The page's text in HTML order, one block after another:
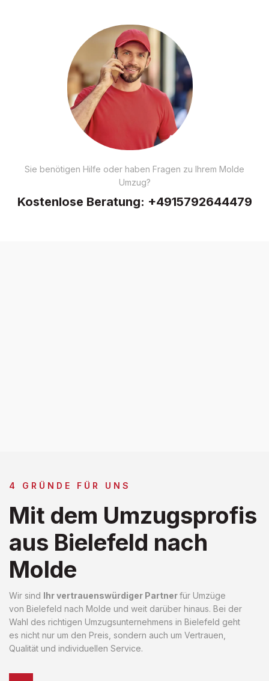
Sie benötigen Hilfe oder haben Fragen zu Ihrem Molde
Umzug?
Kostenlose Beratung: +4915792644479
4 GRÜNDE FÜR UNS
Mit dem Umzugsprofis
aus Bielefeld nach
Molde
Wir sind Ihr vertrauenswürdiger Partnerfür Umzüge
von Bielefeld nach Molde und weit darüber hinaus. Bei der
Wahl des richtigen Umzugsunternehmens in Bielefeld geht
es nicht nur um den Preis, sondern auch um Vertrauen,
Qualität und individuellen Service.